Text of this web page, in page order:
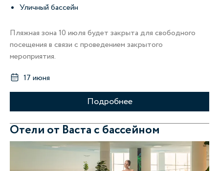
Уличный бассейн
Пляжная зона 10 июля будет закрыта для свободного
посещения в связи с проведением закрытого
мероприятия.
17 июня
Подробнее
Отели от Васта с бассейном